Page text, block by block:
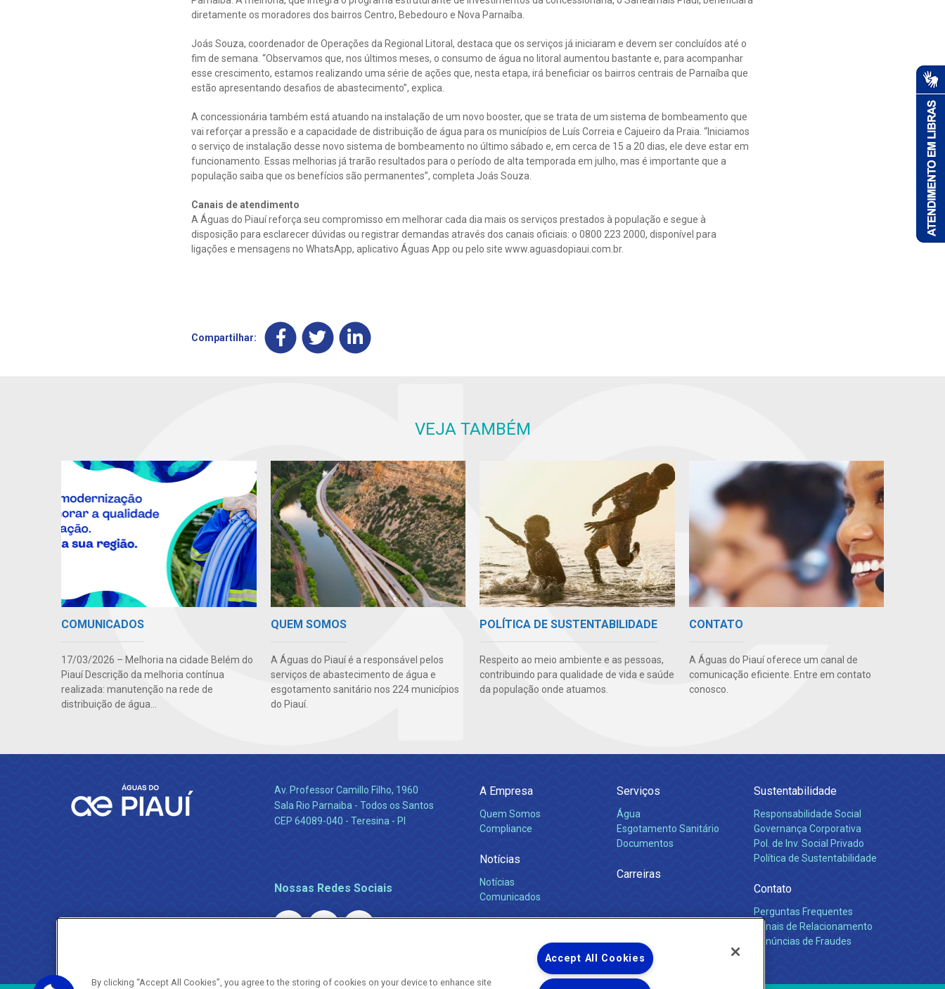
diretamente os moradores dos bairros Centro, Bebedouro e Nova Parnaíba.
Joás Souza, coordenador de Operações da Regional Litoral, destaca que os serviços já iniciaram e devem ser concluídos até o
fim de semana. “Observamos que, nos últimos meses, o consumo de água no litoral aumentou bastante e, para acompanhar
esse crescimento, estamos realizando uma série de ações que, nesta etapa, irá beneficiar os bairros centrais de Parnaíba que
estão apresentando desafios de abastecimento”, explica.
A concessionária também está atuando na instalação de um novo booster, que se trata de um sistema de bombeamento que
vai reforçar a pressão e a capacidade de distribuição de água para os municípios de Luís Correia e Cajueiro da Praia. “Iniciamos
o serviço de instalação desse novo sistema de bombeamento no último sábado e, em cerca de 15 a 20 dias, ele deve estar em
funcionamento. Essas melhorias já trarão resultados para o período de alta temporada em julho, mas é importante que a
população saiba que os benefícios são permanentes”, completa Joás Souza.
Canais de atendimento
A Águas do Piauí reforça seu compromisso em melhorar cada dia mais os serviços prestados à população e segue à
disposição para esclarecer dúvidas ou registrar demandas através dos canais oficiais: o 0800 223 2000, disponível para
ligações e mensagens no WhatsApp, aplicativo Águas App ou pelo site www.aguasdopiaui.com.br.
Compartilhar:
VEJA TAMBÉM
COMUNICADOS
17/03/2026 – Melhoria na cidade Belém do
Piauí Descrição da melhoria contínua
realizada: manutenção na rede de
distribuição de água...
QUEM SOMOS
A Águas do Piauí é a responsável pelos
serviços de abastecimento de água e
esgotamento sanitário nos 224 municípios
do Piauí.
POLÍTICA DE SUSTENTABILIDADE
Respeito ao meio ambiente e as pessoas,
contribuindo para qualidade de vida e saúde
da população onde atuamos.
CONTATO
A Águas do Piauí oferece um canal de
comunicação eficiente. Entre em contato
conosco.
Av. Professor Camillo Filho, 1960
Sala Rio Parnaiba - Todos os Santos
CEP 64089-040 - Teresina - PI
Nossas Redes Sociais
A Empresa
Quem Somos
Compliance
Notícias
Notícias
Comunicados
Serviços
Água
Esgotamento Sanitário
Documentos
Carreiras
Sustentabilidade
Responsabilidade Social
Governança Corporativa
Pol. de Inv. Social Privado
Política de Sustentabilidade
Contato
Perguntas Frequentes
Canais de Relacionamento
Denúncias de Fraudes
By clicking “Accept All Cookies”, you agree to the storing of cookies on your device to enhance site
Accept All Cookies